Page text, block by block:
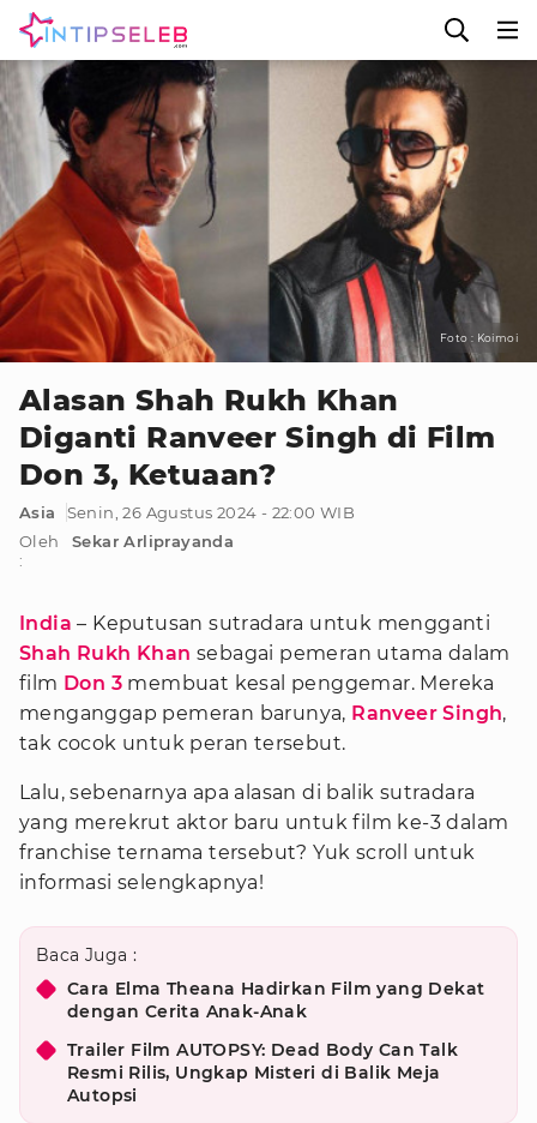
Foto : Koimoi
Alasan Shah Rukh Khan
Diganti Ranveer Singh di Film
Don 3, Ketuaan?
Asia
Senin, 26 Agustus 2024 - 22:00 WIB
Oleh
:
Sekar Arliprayanda
India – Keputusan sutradara untuk mengganti
Shah Rukh Khan sebagai pemeran utama dalam
film Don 3 membuat kesal penggemar. Mereka
menganggap pemeran barunya, Ranveer Singh,
tak cocok untuk peran tersebut.
Lalu, sebenarnya apa alasan di balik sutradara
yang merekrut aktor baru untuk film ke-3 dalam
franchise ternama tersebut? Yuk scroll untuk
informasi selengkapnya!
Baca Juga :
Cara Elma Theana Hadirkan Film yang Dekat
dengan Cerita Anak-Anak
Trailer Film AUTOPSY: Dead Body Can Talk
Resmi Rilis, Ungkap Misteri di Balik Meja
Autopsi